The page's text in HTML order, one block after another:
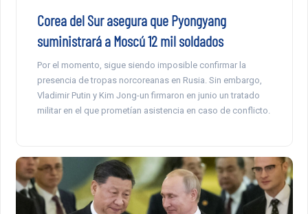
Corea del Sur asegura que Pyongyang
suministrará a Moscú 12 mil soldados
Por el momento, sigue siendo imposible confirmar la
presencia de tropas norcoreanas en Rusia. Sin embargo,
Vladimir Putin y Kim Jong-un firmaron en junio un tratado
militar en el que prometían asistencia en caso de conflicto.